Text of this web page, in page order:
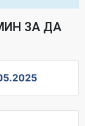
ЗА ДА